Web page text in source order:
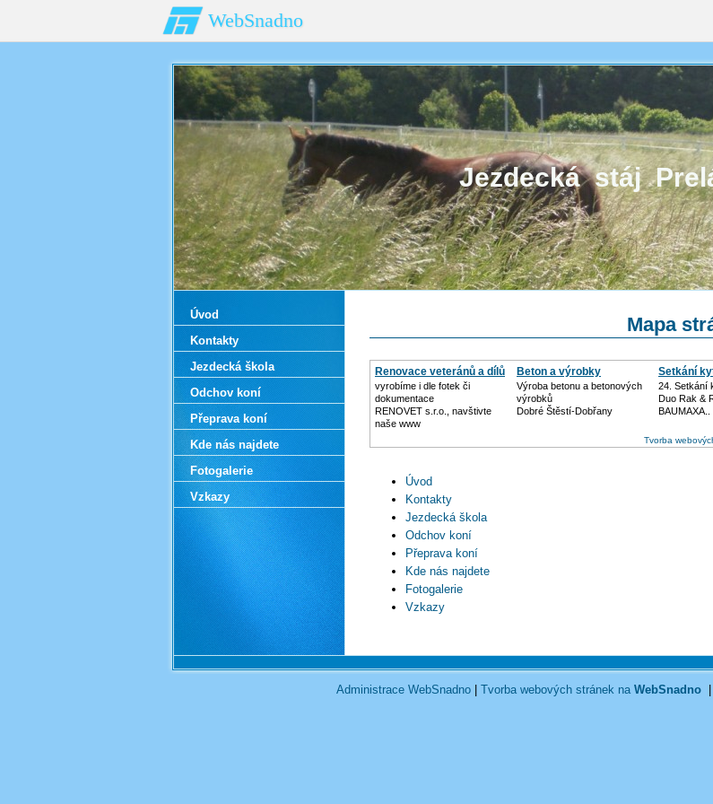
WebSnadno
Jezdecká stáj
Mapa
Renovace veteránů a dílů
vyrobíme i dle fotek či
dokumentace
RENOVET s.r.o., navštivte
naše www
Beton a výrobky
Výroba betonu a betonových
výrobků
Dobré Štěstí-Dobřany
Setkání
24. Setkání
Duo Rak &
BAUMAXA..
Tvorba
Úvod
Kontakty
Jezdecká škola
Odchov koní
Přeprava koní
Kde nás najdete
Fotogalerie
Vzkazy
Úvod
Kontakty
Jezdecká škola
Odchov koní
Přeprava koní
Kde nás najdete
Fotogalerie
Vzkazy
Administrace WebSnadno Tvorba webových stránek na WebSnadno